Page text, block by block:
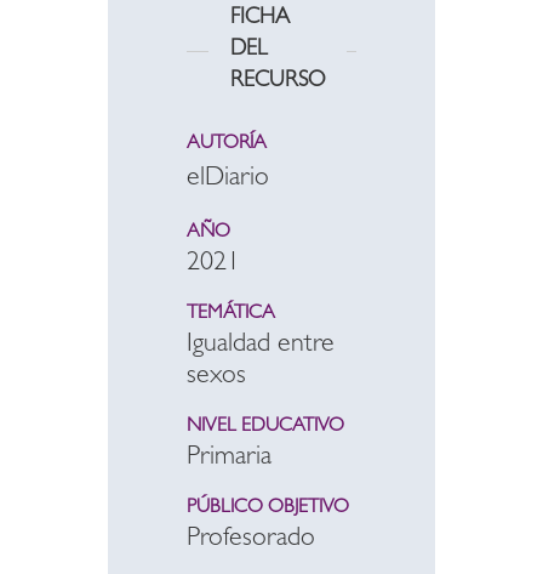
FICHA
DEL
RECURSO
AUTORÍA
elDiario
AÑO
2021
TEMÁTICA
Igualdad entre
sexos
NIVEL EDUCATIVO
Primaria
PÚBLICO OBJETIVO
Profesorado